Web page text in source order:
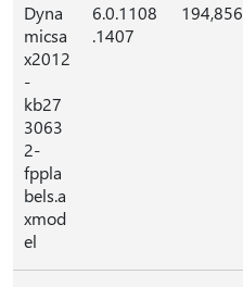
Dyna
micsa
x2012
-
kb27
3063
2-
fppla
bels.a
xmod
el
6.0.1108
.1407
194,856